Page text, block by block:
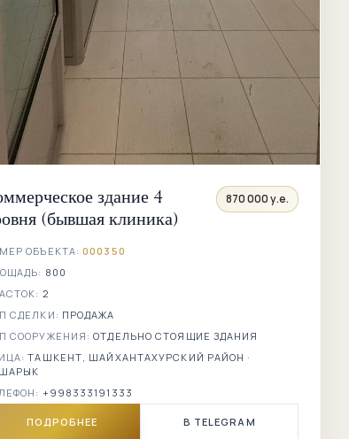
здание 4
(бывшая клиника)
870 000 у.е.
ОБЪЕКТА:000350
800
2
СДЕЛКИ: ПРОДАЖА
СООРУЖЕНИЯ:ОТДЕЛЬНО СТОЯЩИЕ ЗДАНИЯ
ТАШКЕНТ, ШАЙХАНТАХУРСКИЙ РАЙОН ·
+998333191333
ПОДРОБНЕЕ В TELEGRAM